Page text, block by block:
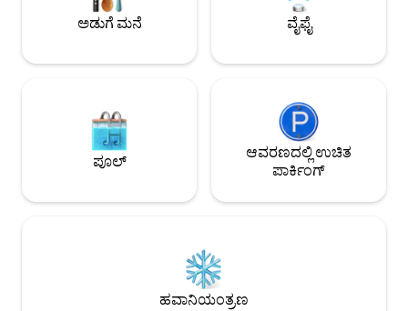
ಮತ್ತು ವ್ಯಾಗನ್‌ನ ಲಾಭವನ್ನು ಪಡೆದುಕೊಳ್ಳಿ.
ವಿಲೇಜ್ ಮತ್ತು
ಅಡುಗೆ ಮನೆ ವೈಫೈ
ಪೂಲ್
ಆವರಣದಲ್ಲಿ ಉಚಿತ
ಪಾರ್ಕಿಂಗ್
ಹವಾನಿಯಂತ್ರಣ